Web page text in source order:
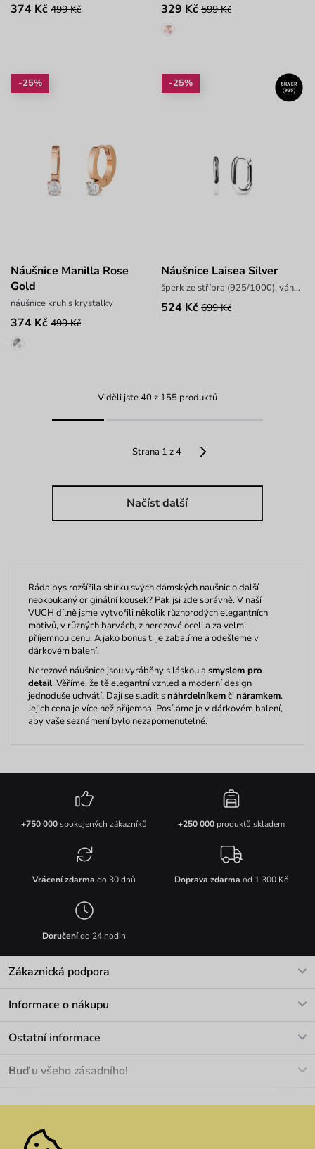
374 Kč 499 Kč 329 Kč 599 Kč
-25%
Náušnice Manilla Rose
Gold
náušnice kruh s krystalky
374 Kč 499 Kč
-25%
Náušnice Laisea Silver
šperk ze stříbra (925/1000), váha 3,1 g
524 Kč 699 Kč
Viděli jste 40 z 155 produktů
Strana 1 z 4
Načíst další
Ráda bys rozšířila sbírku svých dámských naušnic o další
neokoukaný originální kousek? Pak jsi zde správně. V naší
VUCH dílně jsme vytvořili několik různorodých elegantních
motivů, v různých barvách, z nerezové oceli a za velmi
příjemnou cenu. A jako bonus ti je zabalíme a odešleme v
dárkovém balení.
Nerezové náušnice jsou vyráběny s láskou a smyslem pro
detail. Věříme, že tě elegantní vzhled a moderní design
jednoduše uchvátí. Dají se sladit snáhrdelníkemčináramkem.
Jejich cena je více než příjemná. Posíláme je v dárkovém balení,
aby vaše seznámení bylo nezapomenutelné.
+750 000spokojených zákazníků +250 000produktů skladem
Vrácení zdarma do 30 dnů Doprava zdarma od 1 300 Kč
Doručenído 24 hodin
Zákaznická podpora
Informace o nákupu
Materiály a údržba
Pozáruční opravy
Ostatní informace
Velkoobchod
We Care
Buď u všeho zásadního!